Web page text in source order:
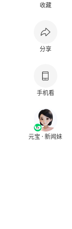
收藏
分享
手机看
元宝 · 新闻妹